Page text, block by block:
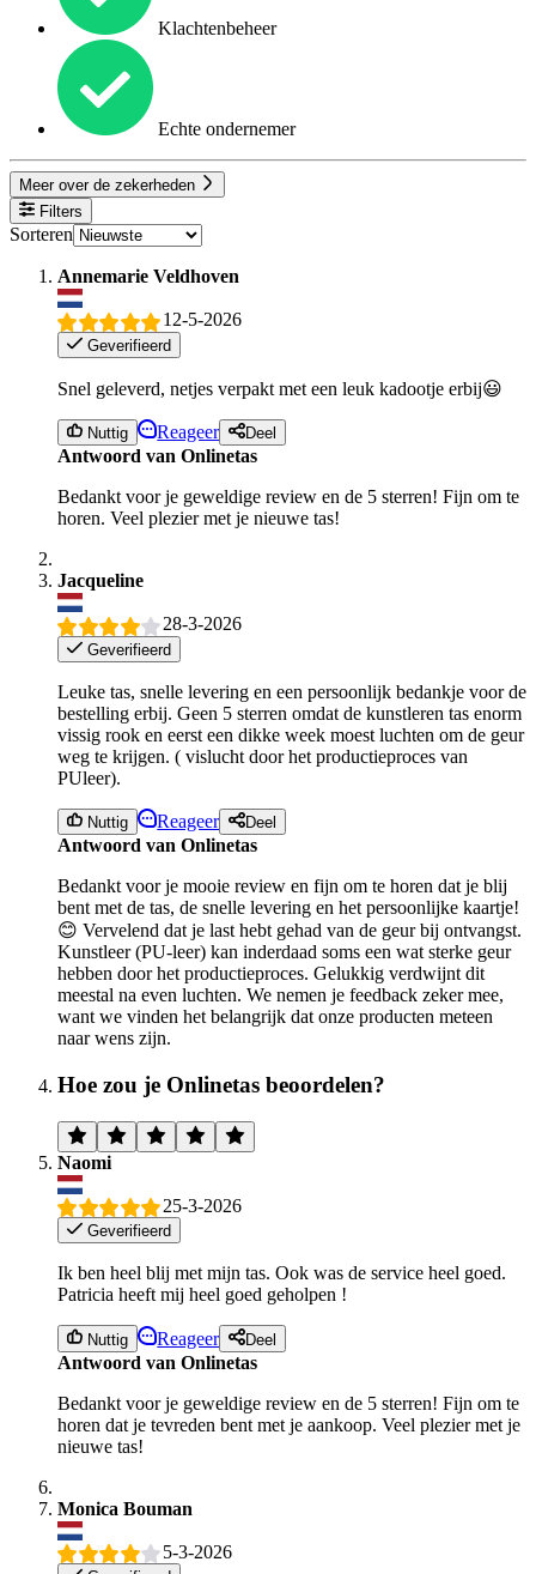
Klachtenbeheer
Echte ondernemer
Meer over de zekerheden
Filters
Sorteren
Annemarie Veldhoven
12-5-2026
Geverifieerd
Snel geleverd, netjes verpakt met een leuk kadootje erbij😃
Nuttig Reageer Deel
Antwoord van Onlinetas
Bedankt voor je geweldige review en de 5 sterren! Fijn om te
horen. Veel plezier met je nieuwe tas!
Jacqueline
28-3-2026
Geverifieerd
Leuke tas, snelle levering en een persoonlijk bedankje voor de
bestelling erbij. Geen 5 sterren omdat de kunstleren tas enorm
vissig rook en eerst een dikke week moest luchten om de geur
weg te krijgen. ( vislucht door het productieproces van
PUleer).
Nuttig Reageer Deel
Antwoord van Onlinetas
Bedankt voor je mooie review en fijn om te horen dat je blij
bent met de tas, de snelle levering en het persoonlijke kaartje!
😊 Vervelend dat je last hebt gehad van de geur bij ontvangst.
Kunstleer (PU-leer) kan inderdaad soms een wat sterke geur
hebben door het productieproces. Gelukkig verdwijnt dit
meestal na even luchten. We nemen je feedback zeker mee,
want we vinden het belangrijk dat onze producten meteen
naar wens zijn.
Hoe zou je Onlinetas beoordelen?
Naomi
25-3-2026
Geverifieerd
Ik ben heel blij met mijn tas. Ook was de service heel goed.
Patricia heeft mij heel goed geholpen !
Nuttig Reageer Deel
Antwoord van Onlinetas
Bedankt voor je geweldige review en de 5 sterren! Fijn om te
horen dat je tevreden bent met je aankoop. Veel plezier met je
nieuwe tas!
Monica Bouman
5-3-2026